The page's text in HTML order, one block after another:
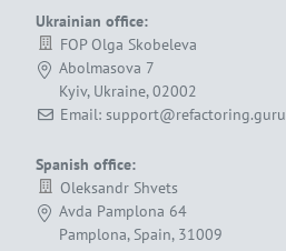
Ukrainian office:
FOP Olga Skobeleva
Abolmasova 7
Kyiv, Ukraine, 02002
Email: support@refactoring.guru
Spanish office:
Oleksandr Shvets
Avda Pamplona 64
Pamplona, Spain, 31009